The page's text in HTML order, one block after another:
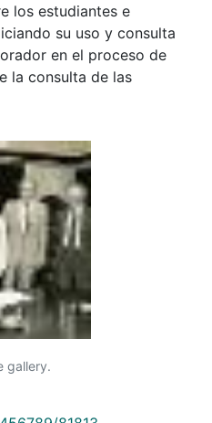
los estudiantes e
su uso y consulta
en el proceso de
la consulta de las
gallery.